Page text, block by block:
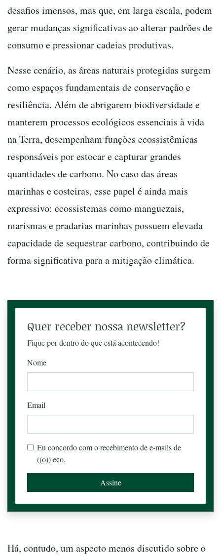
desafios imensos, mas que, em larga escala, podem
gerar mudanças significativas ao alterar padrões de
consumo e pressionar cadeias produtivas.
Nesse cenário, as áreas naturais protegidas surgem
como espaços fundamentais de conservação e
resiliência. Além de abrigarem biodiversidade e
manterem processos ecológicos essenciais à vida
na Terra, desempenham funções ecossistêmicas
responsáveis por estocar e capturar grandes
quantidades de carbono. No caso das áreas
marinhas e costeiras, esse papel é ainda mais
expressivo: ecossistemas como manguezais,
marismas e pradarias marinhas possuem elevada
capacidade de sequestrar carbono, contribuindo de
forma significativa para a mitigação climática.
Quer receber nossa newsletter?
Fique por dentro do que está acontecendo!
Nome
Email
Eu concordo com o recebimento de e-mails de
((o)) eco.
Há, contudo, um aspecto menos discutido sobre o